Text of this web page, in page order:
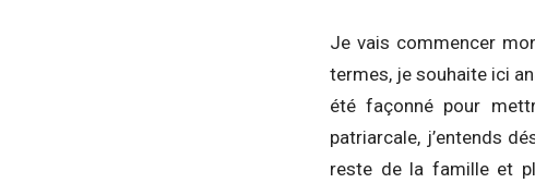
Je vais commencer
termes, je souhaite ici
été façonné pour
patriarcale, j’entends
reste de la famille et